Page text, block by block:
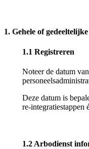
1. Gehele of
1.1 Registreren
Noteer de datum
Deze datum is
re‑integratiestappen
1.2 Arbodienst